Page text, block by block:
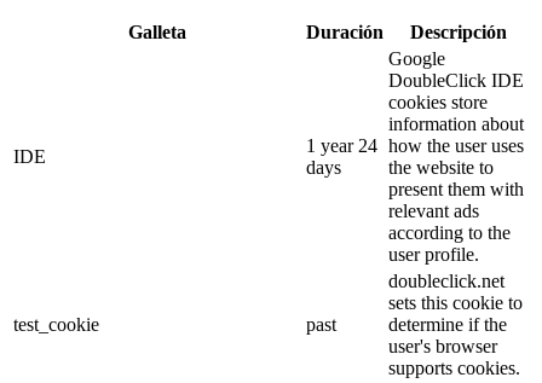
Galleta Duración Descripción
IDE
1 year 24
days
Google
DoubleClick IDE
cookies store
information about
how the user uses
the website to
present them with
relevant ads
according to the
user profile.
test_cookie past
doubleclick.net
sets this cookie to
determine if the
user's browser
supports cookies.